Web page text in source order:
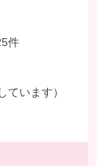
件
います）